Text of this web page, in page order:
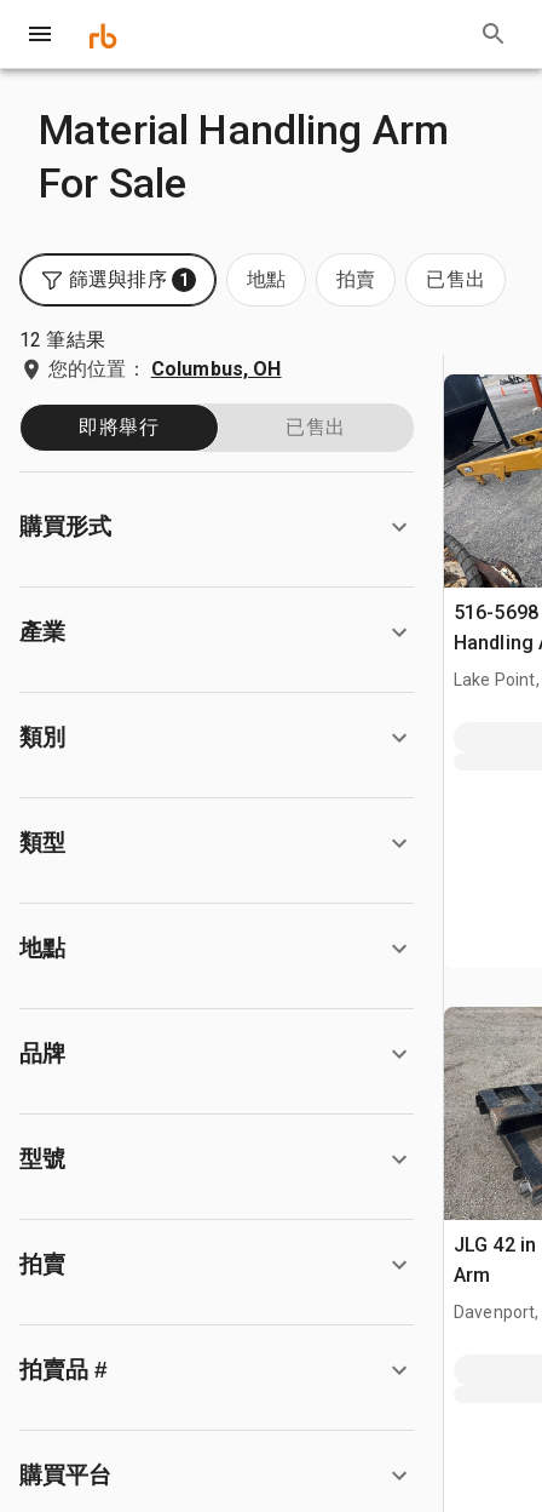
Material Handling Arm
For Sale
篩選與排序 1 地點 拍賣 已售出
12 筆結果
您的位置：
Columbus, OH
即將舉行 已售出
購買形式
產業
類別
類型
地點
品牌
型號
拍賣
拍賣品 #
購買平台
516-
Handling
299D3
Lake Point,
JLG 42
Arm
Davenport,